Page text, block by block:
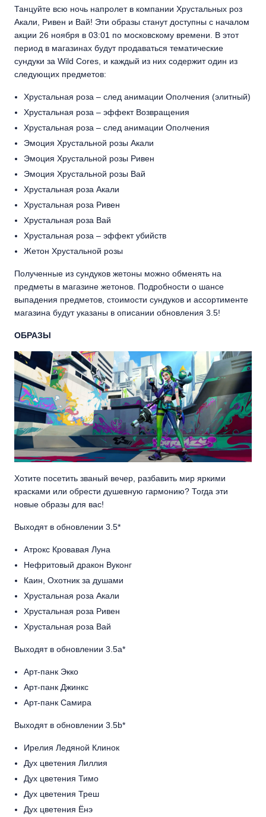
Танцуйте всю ночь напролет в компании Хрустальных роз
Акали, Ривен и Вай! Эти образы станут доступны с началом
акции 26 ноября в 03:01 по московскому времени. В этот
период в магазинах будут продаваться тематические
сундуки за Wild Cores, и каждый из них содержит один из
следующих предметов:
Хрустальная роза – след анимации Ополчения (элитный)
Хрустальная роза – эффект Возвращения
Хрустальная роза – след анимации Ополчения
Эмоция Хрустальной розы Акали
Эмоция Хрустальной розы Ривен
Эмоция Хрустальной розы Вай
Хрустальная роза Акали
Хрустальная роза Ривен
Хрустальная роза Вай
Хрустальная роза – эффект убийств
Жетон Хрустальной розы
Полученные из сундуков жетоны можно обменять на
предметы в магазине жетонов. Подробности о шансе
выпадения предметов, стоимости сундуков и ассортименте
магазина будут указаны в описании обновления 3.5!
ОБРАЗЫ
Хотите посетить званый вечер, разбавить мир яркими
красками или обрести душевную гармонию? Тогда эти
новые образы для вас!
Выходят в обновлении 3.5*
Атрокс Кровавая Луна
Нефритовый дракон Вуконг
Каин, Охотник за душами
Хрустальная роза Акали
Хрустальная роза Ривен
Хрустальная роза Вай
Выходят в обновлении 3.5a*
Арт-панк Экко
Арт-панк Джинкс
Арт-панк Самира
Выходят в обновлении 3.5b*
Ирелия Ледяной Клинок
Дух цветения Лиллия
Дух цветения Тимо
Дух цветения Треш
Дух цветения Ёнэ